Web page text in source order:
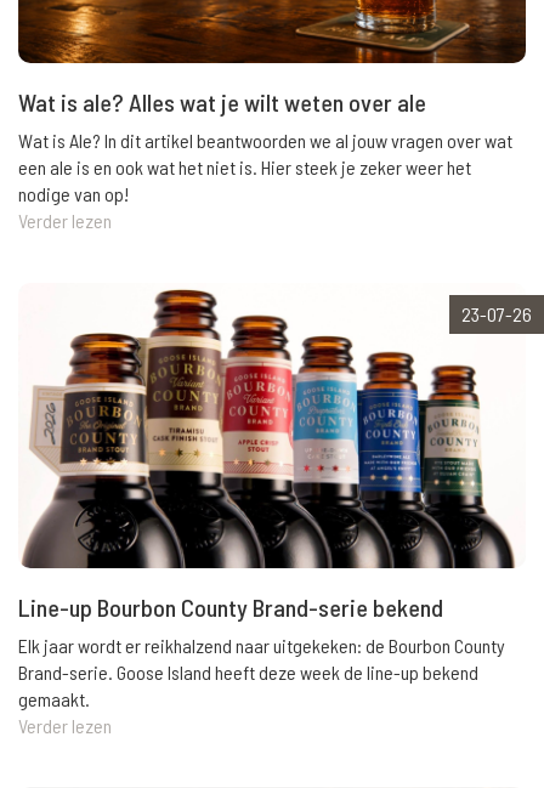
Wat is ale? Alles wat je wilt weten over ale
Wat is Ale? In dit artikel beantwoorden we al jouw vragen over wat
een ale is en ook wat het niet is. Hier steek je zeker weer het
nodige van op!
Verder lezen
23-07-26
Line-up Bourbon County Brand-serie bekend
Elk jaar wordt er reikhalzend naar uitgekeken: de Bourbon County
Brand-serie. Goose Island heeft deze week de line-up bekend
gemaakt.
Verder lezen